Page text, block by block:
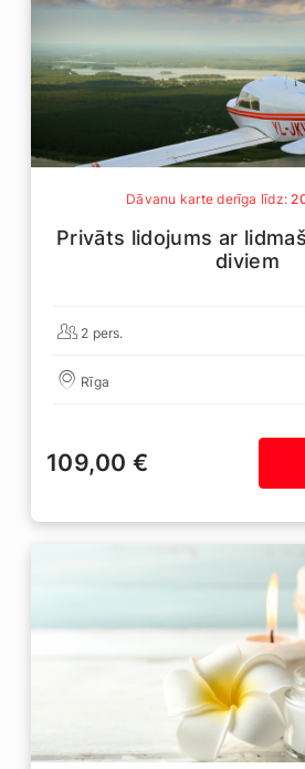
Dāvanu karte derīga līdz:
Privāts lidojums ar
diviem
2 pers.
Rīga
109,00 €